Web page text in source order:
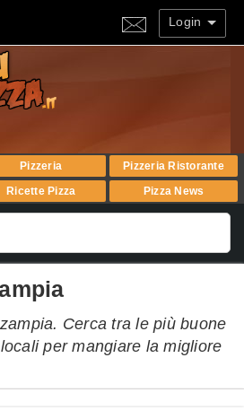
Login
Pizzeria
Pizzeria Ristorante
Ricette Pizza Pizza News
Cerca tra le più buone
per mangiare la migliore